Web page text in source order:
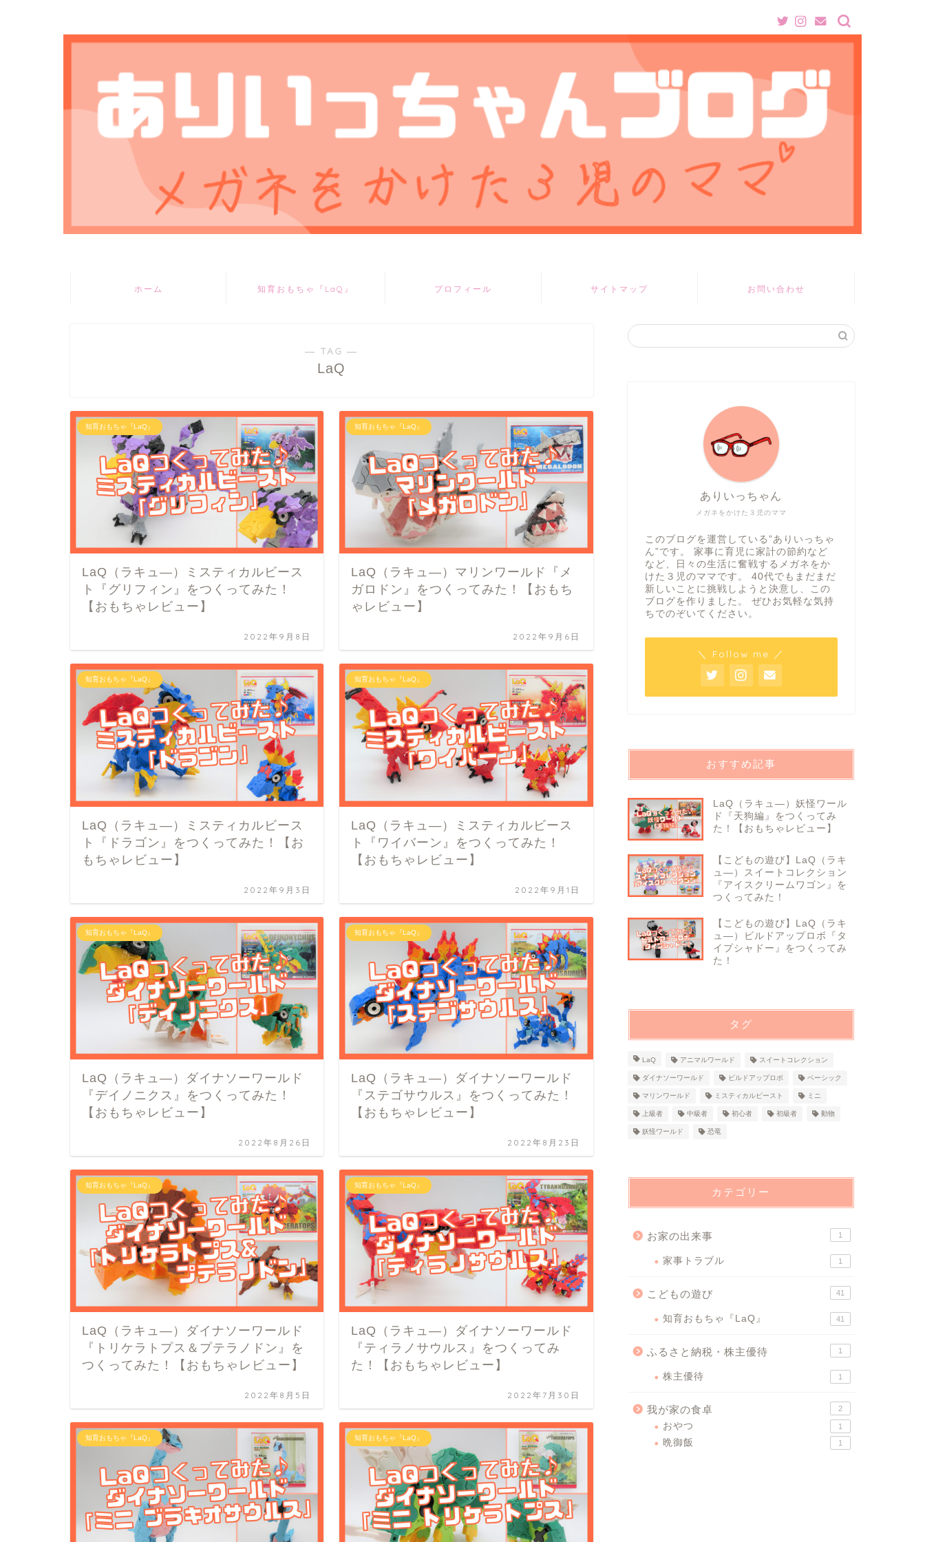
ホーム 知育おもちゃ『LaQ』 プロフィール サイトマップ お問い合わせ
― TAG ―
LaQ
知育おもちゃ『LaQ』
LaQ（ラキュ―）ミスティカルビース
ト『グリフィン』をつくってみた！
【おもちゃレビュー】
2022年9月8日
知育おもちゃ『LaQ』
LaQ（ラキュ―）マリンワールド『メ
ガロドン』をつくってみた！【おもち
ゃレビュー】
2022年9月6日
知育おもちゃ『LaQ』
LaQ（ラキュ―）ミスティカルビース
ト『ドラゴン』をつくってみた！【お
もちゃレビュー】
2022年9月3日
知育おもちゃ『LaQ』
LaQ（ラキュ―）ミスティカルビース
ト『ワイバーン』をつくってみた！
【おもちゃレビュー】
2022年9月1日
知育おもちゃ『LaQ』
LaQ（ラキュ―）ダイナソーワールド
『デイノニクス』をつくってみた！
【おもちゃレビュー】
2022年8月26日
知育おもちゃ『LaQ』
LaQ（ラキュ―）ダイナソーワールド
『ステゴサウルス』をつくってみた！
【おもちゃレビュー】
2022年8月23日
知育おもちゃ『LaQ』
LaQ（ラキュ―）ダイナソーワールド
『トリケラトプス＆プテラノドン』を
つくってみた！【おもちゃレビュー】
2022年8月5日
知育おもちゃ『LaQ』
LaQ（ラキュ―）ダイナソーワールド
『ティラノサウルス』をつくってみ
た！【おもちゃレビュー】
2022年7月30日
知育おもちゃ『LaQ』 知育おもちゃ『LaQ』
メガネをかけた３児のママ
ありいっちゃん
このブログを運営している”ありいっちゃ
ん”です。 家事に育児に家計の節約など
など、日々の生活に奮戦するメガネをか
けた３児のママです。 40代でもまだまだ
新しいことに挑戦しようと決意し、この
ブログを作りました。 ぜひお気軽な気持
ちでのぞいてください。
＼ Follow me ／
おすすめ記事
LaQ（ラキュ―）妖怪ワール
ド『天狗編』をつくってみ
た！【おもちゃレビュー】
【こどもの遊び】LaQ（ラキ
ュ―）スイートコレクション
『アイスクリームワゴン』を
つくってみた！
【こどもの遊び】LaQ（ラキ
ュ―）ビルドアップロボ『タ
イプシャドー』をつくってみ
た！
タグ
LaQ アニマルワールド スイートコレクション
ダイナソーワールド ビルドアップロボ ベーシック
マリンワールド ミスティカルビースト ミニ
上級者 中級者 初心者 初級者 動物
妖怪ワールド 恐竜
カテゴリー
お家の出来事 1
家事トラブル 1
こどもの遊び 41
知育おもちゃ『LaQ』 41
ふるさと納税・株主優待 1
株主優待 1
我が家の食卓 2
おやつ 1
晩御飯 1